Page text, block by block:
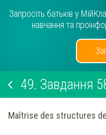
Запросіть батьків у
навчання та
49. Завдання
Maîtrise des structures